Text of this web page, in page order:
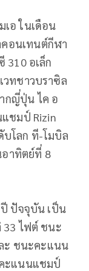
อ ในเดือน
อนเทนต์กีฬา
310 อเล็ก
วทชาวบราซิล
กญี่ปุ่น ไค อ
ชมป์ Rizin
บโลก ที-โมบิล
อาทิตย์ที่ 8
ปัจจุบัน เป็น
ไฟต์ ชนะ
ะ ชนะคะแนน
ะแนนแชมป์